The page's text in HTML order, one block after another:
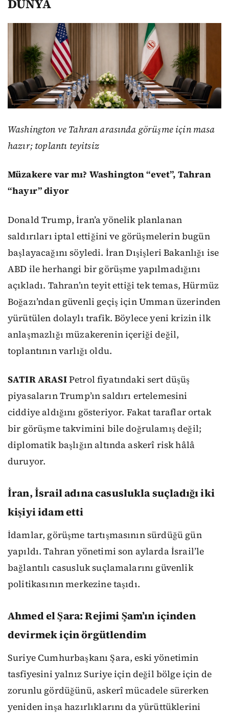
DÜNYA
Washington ve Tahran arasında görüşme için masa
hazır; toplantı teyitsiz
Müzakere var mı? Washington “evet”, Tahran
“hayır” diyor
Donald Trump, İran’a yönelik planlanan
saldırıları iptal ettiğini ve görüşmelerin bugün
başlayacağını söyledi. İran Dışişleri Bakanlığı ise
ABD ile herhangi bir görüşme yapılmadığını
açıkladı. Tahran’ın teyit ettiği tek temas, Hürmüz
Boğazı’ndan güvenli geçiş için Umman üzerinden
yürütülen dolaylı trafik. Böylece yeni krizin ilk
anlaşmazlığı müzakerenin içeriği değil,
toplantının varlığı oldu.
SATIR ARASIPetrol fiyatındaki sert düşüş
piyasaların Trump’ın saldırı ertelemesini
ciddiye aldığını gösteriyor. Fakat taraflar ortak
bir görüşme takvimini bile doğrulamış değil;
diplomatik başlığın altında askerî risk hâlâ
duruyor.
İran, İsrail adına casuslukla suçladığı iki
kişiyi idam etti
İdamlar, görüşme tartışmasının sürdüğü gün
yapıldı. Tahran yönetimi son aylarda İsrail’le
bağlantılı casusluk suçlamalarını güvenlik
politikasının merkezine taşıdı.
Ahmed el Şara: Rejimi Şam’ın içinden
devirmek için örgütlendim
Suriye Cumhurbaşkanı Şara, eski yönetimin
tasfiyesini yalnız Suriye için değil bölge için de
zorunlu gördüğünü, askerî mücadele sürerken
yeniden inşa hazırlıklarını da yürüttüklerini